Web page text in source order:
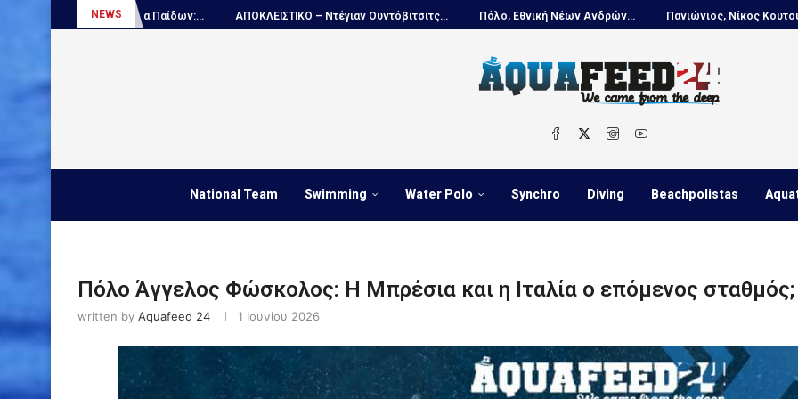
NEWS
ΑΠΟΚΛΕΙΣΤΙΚΟ – Ντέγιαν Ουντόβιτσιτς... Πόλο, Εθνική Νέων Ανδρών... Πανιώνιος, Νίκος Κουτουβάκης στο... Πόλο,
National Team Swimming Water Polo Synchro Diving Beachpolistas
Πόλο Άγγελος Φώσκολος: Η Μπρέσια και η Ιταλία ο επόμενος σταθμός;
written by Aquafeed 24 1 Ιουνίου 2026